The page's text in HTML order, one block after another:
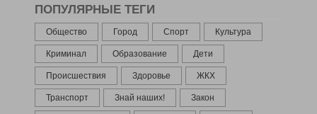
ПОПУЛЯРНЫЕ ТЕГИ
Общество Город Спорт Культура
Криминал Образование Дети
Происшествия Здоровье ЖКХ
Транспорт Знай наших! Закон